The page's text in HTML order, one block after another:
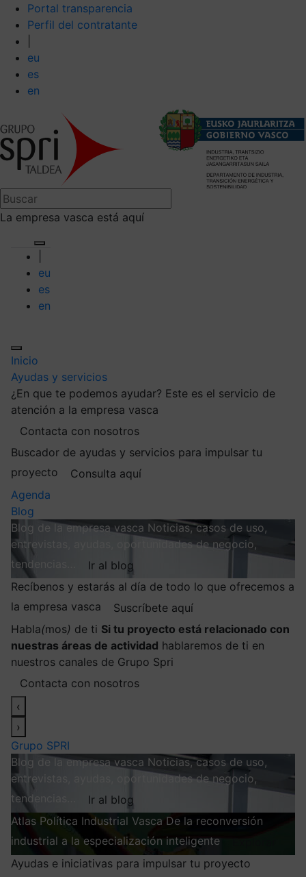
Portal transparencia
Perfil del contratante
eu
es
en
La empresa vasca está aquí
eu
es
en
Inicio
Ayudas y servicios
¿En que te podemos ayudar? Este es el servicio de
atención a la empresa vasca
Contacta con nosotros
Buscador de ayudas y servicios para impulsar tu
proyecto
Consulta aquí
Agenda
Blog
Blog de la empresa vasca Noticias, casos de uso,
entrevistas, ayudas, oportunidades de negocio,
tendencias…
Ir al blog
Recíbenos y estarás al día de todo lo que ofrecemos a
la empresa vasca
Suscríbete aquí
Habla(mos) de ti Si tu proyecto está relacionado con
nuestras áreas de actividad hablaremos de ti en
nuestros canales de Grupo Spri
Contacta con nosotros
‹
›
Grupo SPRI
Blog de la empresa vasca Noticias, casos de uso,
entrevistas, ayudas, oportunidades de negocio,
tendencias…
Ir al blog
Atlas Política Industrial Vasca De la reconversión
industrial a la especialización inteligente
Ayudas e iniciativas para impulsar tu proyecto